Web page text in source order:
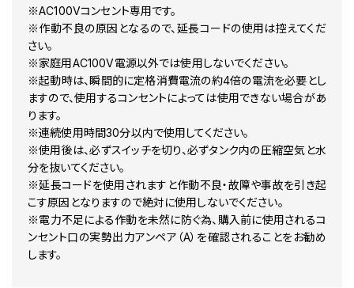
※AC100Vコンセント専用です。
※作動不良の原因となるので、延長コードの使用は控えてくだ
さい。
※家庭用AC100V電源以外では使用しないでください。
※起動時は、瞬間的に定格消費電流の約4倍の電流を必要とし
ますので、使用するコンセントによっては使用できない場合があ
ります。
※連続使用時間30分以内で使用してください。
※使用後は、必ずスイッチを切り、必ずタンク内の圧縮空気と水
分を抜いてください。
※延長コードを使用されますと作動不良・故障や事故を引き起
こす原因となりますので絶対に使用しないでください。
※電力不足による作動を未然に防ぐ為、購入前に使用されるコ
ンセント口の実勢出力アンペア（A）を確認されることをお勧め
します。